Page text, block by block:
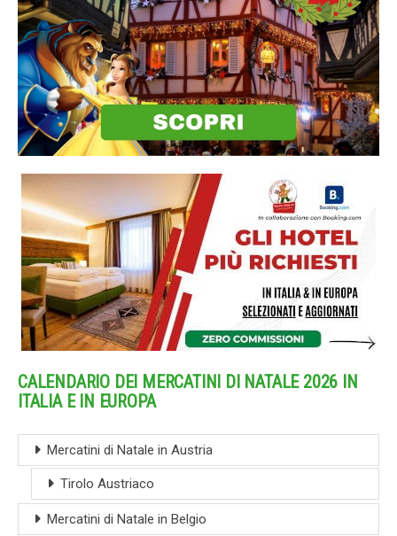
CALENDARIO DEI MERCATINI DI NATALE 2026 IN
ITALIA E IN EUROPA
Mercatini di Natale in Austria
Tirolo Austriaco
Mercatini di Natale in Belgio